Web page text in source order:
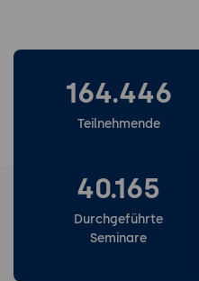
164.446
Teilnehmende
40.165
Durchgeführte
Seminare